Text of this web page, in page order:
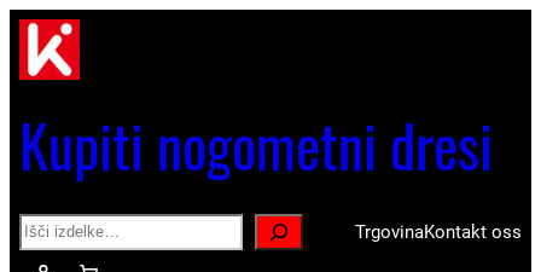
Kupiti nogometni dresi
Search TrgovinaKontakt oss